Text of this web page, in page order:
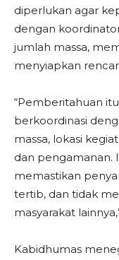
diperlukan agar
dengan
jumlah massa,
menyiapkan
“Pemberitahuan
berkoordinasi
massa, lokasi
dan pengamanan.
memastikan
tertib, dan tidak
masyarakat
Kabidhumas